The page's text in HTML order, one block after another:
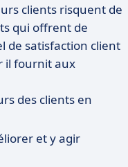
clients risquent de
qui offrent de
de satisfaction client
il fournit aux
des clients en
et y agir